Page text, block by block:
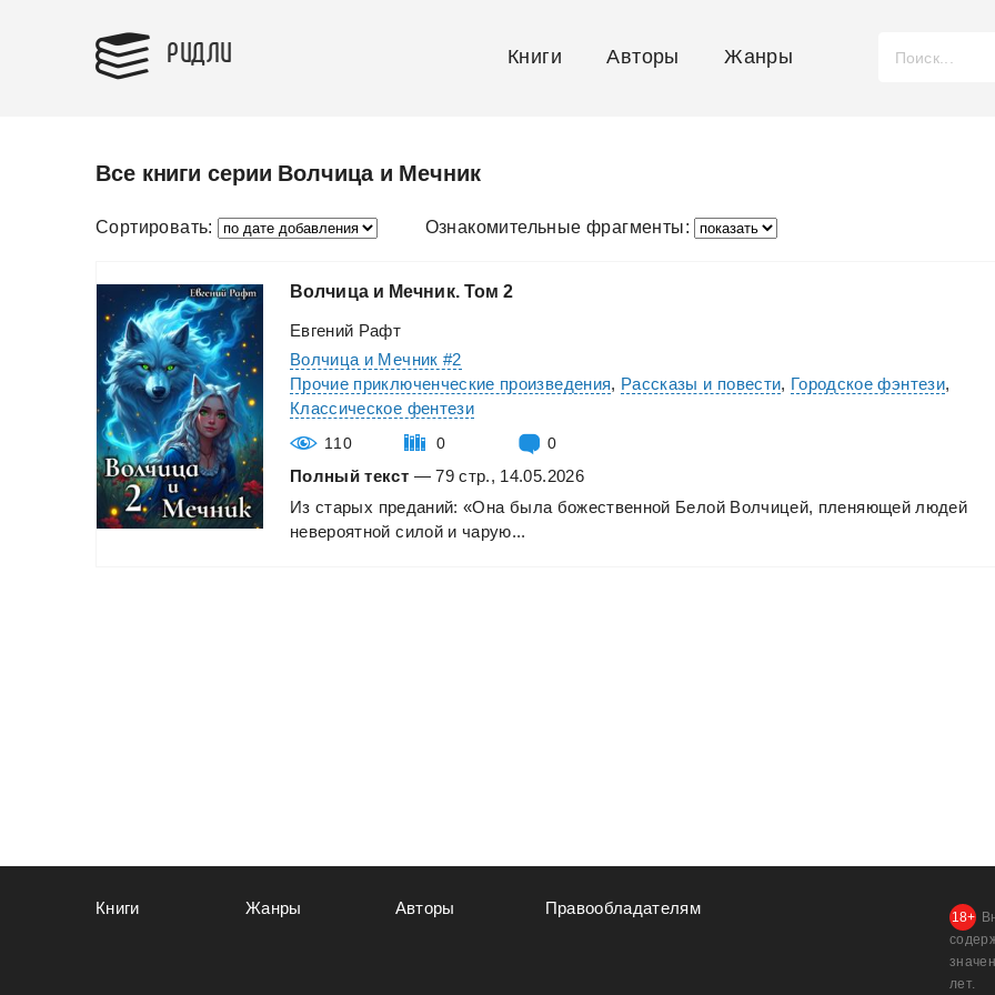
РИДЛИ Книги Авторы Жанры
Все книги серии Волчица и Мечник
Сортировать: Ознакомительные фрагменты:
Волчица и Мечник. Том 2
Евгений Рафт
Волчица и Мечник #2
Прочие приключенческие произведения, Рассказы и повести, Городское фэнтези,
Классическое фентези
110 0 0
Полный текст — 79 стр., 14.05.2026
Из старых преданий: «Она была божественной Белой Волчицей, пленяющей людей
невероятной силой и чарую...
Книги Жанры Авторы Правообладателям
лет.